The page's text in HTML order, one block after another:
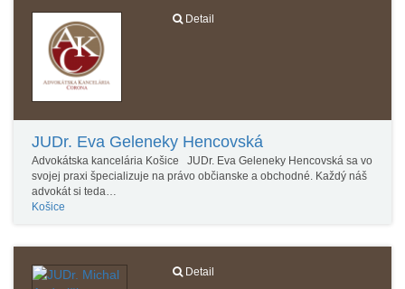
Detail
JUDr. Eva Geleneky Hencovská
Advokátska kancelária Košice JUDr. Eva Geleneky Hencovská sa vo
svojej praxi špecializuje na právo občianske a obchodné. Každý náš
advokát si teda…
Košice
Detail